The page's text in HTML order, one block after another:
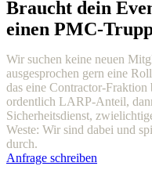
Braucht dein
einen PMC-
Wir suchen keine neuen
ausgesprochen gern eine
das eine Contractor-Fraktion
ordentlich LARP-Anteil,
Sicherheitsdienst,
Weste: Wir sind dabei und
durch.
Anfrage schreiben